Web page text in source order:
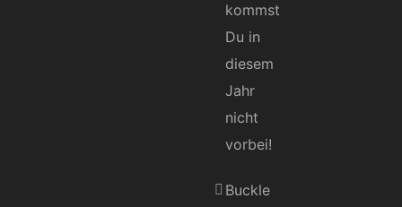
kommst
Du in
diesem
Jahr
nicht
vorbei!
Buckle